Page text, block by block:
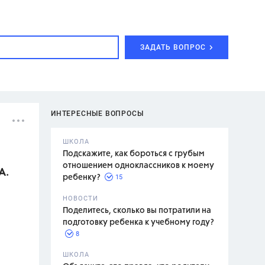
ЗАДАТЬ ВОПРОС
ИНТЕРЕСНЫЕ ВОПРОСЫ
ШКОЛА
Подскажите, как бороться с грубым
отношением одноклассников к моему
ребенку?
15
НОВОСТИ
Поделитесь, сколько вы потратили на
подготовку ребенка к учебному году?
8
ШКОЛА